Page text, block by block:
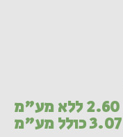
2.60ללא מע"מ
3.07כולל מע"מ